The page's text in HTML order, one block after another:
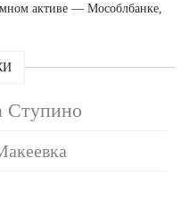
активе — Мособлбанке,
Ступино